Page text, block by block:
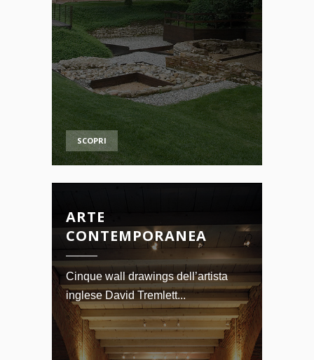
SCOPRI
ARTE
CONTEMPORANEA
Cinque wall drawings dell’artista
inglese David Tremlett...